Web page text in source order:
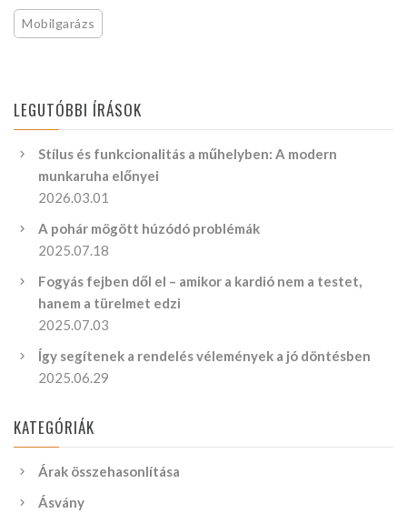
Mobilgarázs
LEGUTÓBBI ÍRÁSOK
Stílus és funkcionalitás a műhelyben: A modern
munkaruha előnyei
2026.03.01
A pohár mögött húzódó problémák
2025.07.18
Fogyás fejben dől el – amikor a kardió nem a testet,
hanem a türelmet edzi
2025.07.03
Így segítenek a rendelés vélemények a jó döntésben
2025.06.29
KATEGÓRIÁK
Árak összehasonlítása
Ásvány